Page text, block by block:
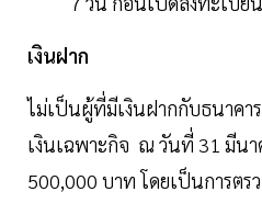
เงินฝาก
ไม่เป็นผู้ที่มีเงินฝากกับธนาค
เงินเฉพาะกิจ ณ วันที่ 31 มีน
500,000 บาท โดยเป็นการต